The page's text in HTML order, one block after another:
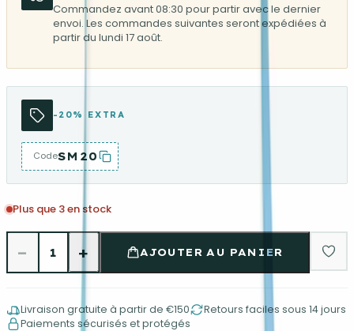
Commandez avant 08:30 pour partir avec le dernier
envoi. Les commandes suivantes seront expédiées à
partir du lundi 17 août.
-20% EXTRA
CodeSM20
Plus que 3 en stock
− 1 + AJOUTER AU PANIER
Livraison gratuite à partir de €150
Retours faciles sous 14 jours
Paiements sécurisés et protégés